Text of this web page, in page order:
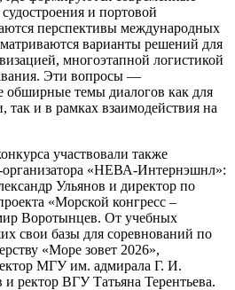
и портовой
перспективы международных
варианты решений для
многоэтапной логистикой
Эти вопросы —
обширные темы диалогов как для
так и в рамках взаимодействия на
участвовали также
организатора «НЕВА-Интернэшнл»:
Ульянов и директор по
«Морской конгресс –
Воротынцев. От учебных
свои базы для соревнований по
«Море зовет 2026»,
МГУ им. адмирала Г. И.
ректор ВГУ Татьяна Терентьева.